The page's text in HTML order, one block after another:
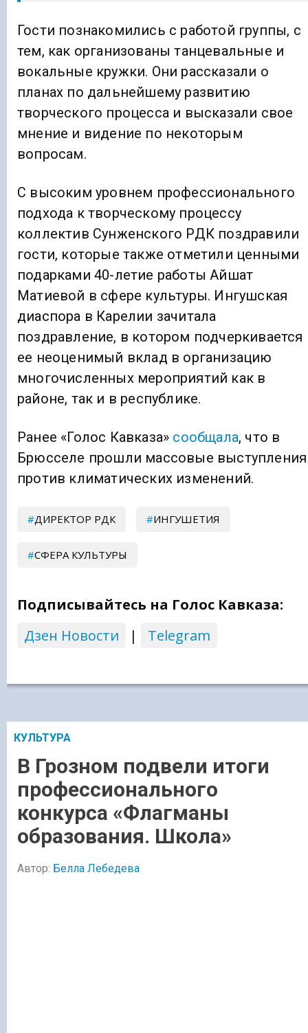
Гости познакомились с работой группы, с
тем, как организованы танцевальные и
вокальные кружки. Они рассказали о
планах по дальнейшему развитию
творческого процесса и высказали свое
мнение и видение по некоторым
вопросам.
С высоким уровнем профессионального
подхода к творческому процессу
коллектив Сунженского РДК поздравили
гости, которые также отметили ценными
подарками 40-летие работы Айшат
Матиевой в сфере культуры. Ингушская
диаспора в Карелии зачитала
поздравление, в котором подчеркивается
ее неоценимый вклад в организацию
многочисленных мероприятий как в
районе, так и в республике.
Ранее «Голос Кавказа» сообщала, что в
Брюсселе прошли массовые выступления
против климатических изменений.
ДИРЕКТОР РДК ИНГУШЕТИЯ
СФЕРА КУЛЬТУРЫ
Подписывайтесь на Голос Кавказа:
Дзен Новости
| Telegram
КУЛЬТУРА
В Грозном подвели итоги
профессионального
конкурса «Флагманы
образования. Школа»
Автор: Белла Лебедева